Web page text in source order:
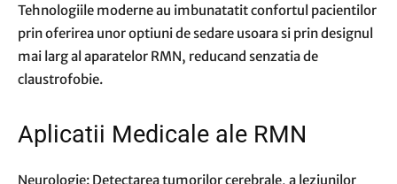
Tehnologiile moderne au imbunatatit confortul pacientilor
prin oferirea unor optiuni de sedare usoara si prin designul
mai larg al aparatelor RMN, reducand senzatia de
claustrofobie.
Aplicatii Medicale ale RMN
Neurologie: Detectarea tumorilor cerebrale, a leziunilor